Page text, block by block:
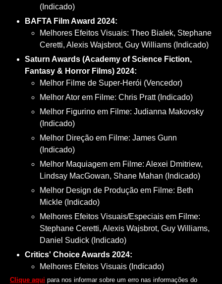
(Indicado)
BAFTA Film Award 2024:
Melhores Efeitos Visuais: Theo Bialek, Stephane
Ceretti, Alexis Wajsbrot, Guy Williams (Indicado)
Saturn Awards (Academy of Science Fiction,
Fantasy & Horror Films) 2024:
Melhor Filme de Super-Herói (Vencedor)
Melhor Ator em Filme: Chris Pratt (Indicado)
Melhor Figurino em Filme: Judianna Makovsky
(Indicado)
Melhor Direção em Filme: James Gunn
(Indicado)
Melhor Maquiagem em Filme: Alexei Dmitriew,
Lindsay MacGowan, Shane Mahan (Indicado)
Melhor Design de Produção em Filme: Beth
Mickle (Indicado)
Melhores Efeitos Visuais/Especiais em Filme:
Stephane Ceretti, Alexis Wajsbrot, Guy Williams,
Daniel Sudick (Indicado)
Critics' Choice Awards 2024:
Melhores Efeitos Visuais (Indicado)
Clique aqui para nos informar sobre um erro nas informações do